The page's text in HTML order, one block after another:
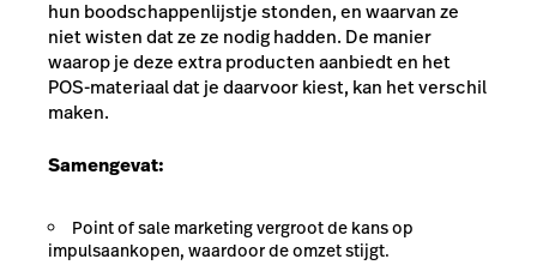
hun boodschappenlijstje stonden, en waarvan ze
niet wisten dat ze ze nodig hadden. De manier
waarop je deze extra producten aanbiedt en het
POS-materiaal dat je daarvoor kiest, kan het verschil
maken.
Samengevat:
Point of sale marketing vergroot de kans op
impulsaankopen, waardoor de omzet stijgt.